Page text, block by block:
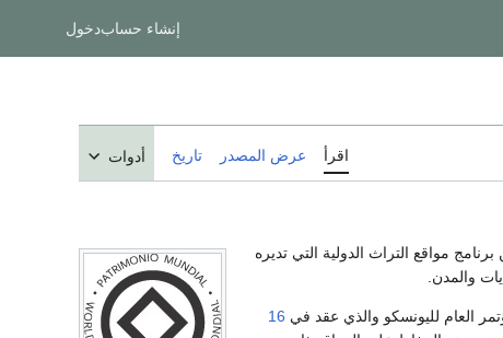
إنشاء حسابدخول
اقرأ عرض المصدر تاريخ أدوات
مواقع التراث الدولية التي تديره
والمدن.
العام لليونسكو والذي عقد في 16